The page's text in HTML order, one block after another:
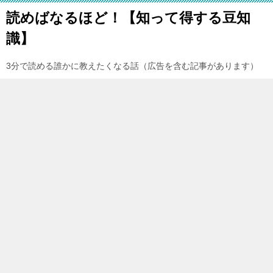
読めばなるほど！【知って得する豆知
識】
3分で読める誰かに教えたくなる話（広告を含む記事があります）